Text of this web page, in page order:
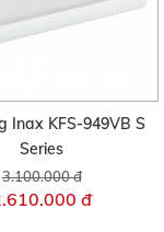
Inax KFS-949VB S
Series
3.100.000 đ
đ